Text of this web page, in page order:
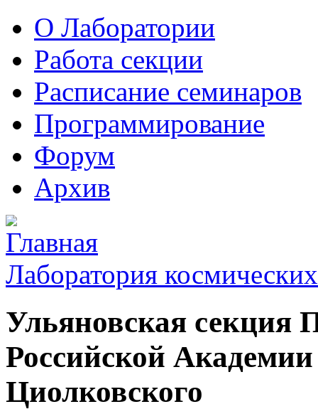
О Лаборатории
Работа секции
Расписание семинаров
Программирование
Форум
Архив
Лаборатория
Ульяновская секция
Российской
Циолковского